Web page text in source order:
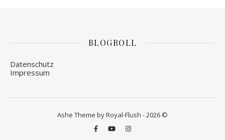
BLOGROLL
Datenschutz
Impressum
Ashe Theme by Royal-Flush - 2026 ©